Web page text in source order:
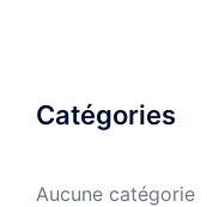
Catégories
Aucune catégorie